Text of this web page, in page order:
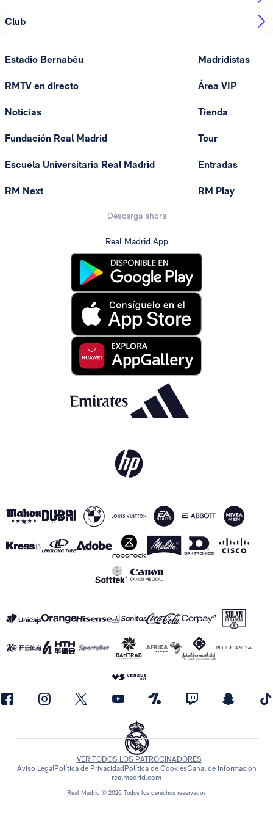
Club
Estadio Bernabéu
RMTV en directo
Noticias
Fundación Real Madrid
Escuela Universitaria Real Madrid
RM Next
Madridistas
Área VIP
Tienda
Tour
Entradas
RM Play
Descarga ahora
Real Madrid App
Real Madrid © 2026 Todos los derechos reservados
VER TODOS LOS PATROCINADORES
Aviso LegalPolítica de Privacidad Política de CookiesCanal de información
realmadrid.com